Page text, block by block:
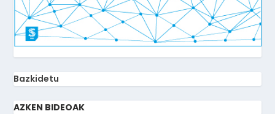
Bazkidetu
AZKEN BIDEOAK